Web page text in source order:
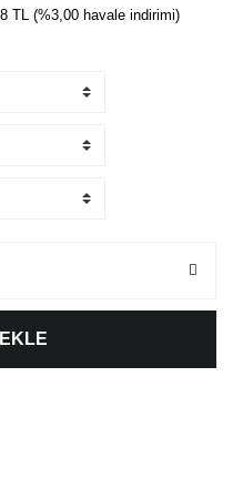
TL (%3,00 havale indirimi)